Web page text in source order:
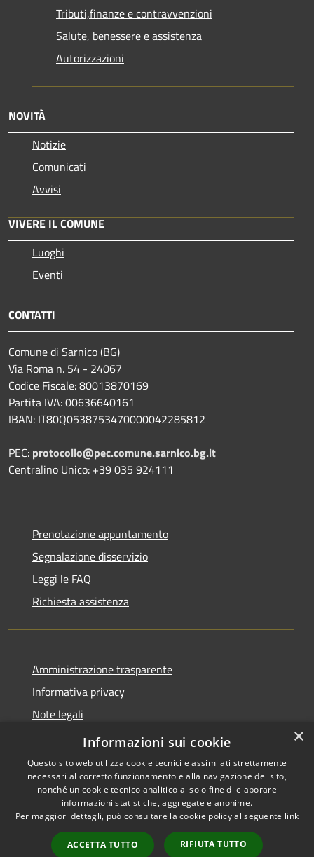
Tributi,finanze e contravvenzioni
Salute, benessere e assistenza
Autorizzazioni
NOVITÀ
Notizie
Comunicati
Avvisi
VIVERE IL COMUNE
Luoghi
Eventi
CONTATTI
Comune di Sarnico (BG)
Via Roma n. 54 - 24067
Codice Fiscale: 80013870169
Partita IVA: 00636640161
IBAN: IT80Q0538753470000042285812
PEC: protocollo@pec.comune.sarnico.bg.it
Centralino Unico: +39 035 924111
Prenotazione appuntamento
Segnalazione disservizio
Leggi le FAQ
Richiesta assistenza
Amministrazione trasparente
Informativa privacy
Note legali
Dichiarazione di accessibilità
Accessibilità
Copyright © 2026 • Comune di
Sarnico • Powered by
Municipium•
Accesso
×
Informazioni sui cookie
Questo sito web utilizza cookie tecnici e assimilati strettamente
necessari al corretto funzionamento e alla navigazione del sito,
nonché un cookie tecnico analitico al solo fine di elaborare
informazioni statistiche, aggregate e anonime.
Per maggiori dettagli, può consultare la cookie policy al seguente link
ACCETTA TUTTO RIFIUTA TUTTO